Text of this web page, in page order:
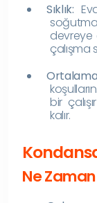
Sıklık:
devreye
çalışma
bir
kalır.
Ne